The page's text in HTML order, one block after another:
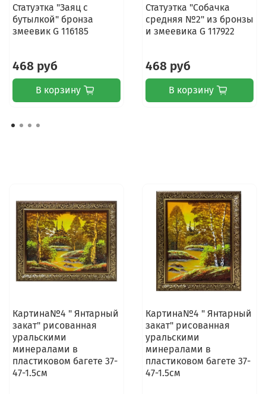
Статуэтка "Заяц с
бутылкой" бронза
змеевик G 116185
468 руб
В корзину
Статуэтка "Собачка
средняя №2" из бронзы
и змеевика G 117922
468 руб
В корзину
Картина№4 " Янтарный
закат" рисованная
уральскими
минералами в
пластиковом багете 37-
47-1.5см
Картина№4 " Янтарный
закат" рисованная
уральскими
минералами в
пластиковом багете 37-
47-1.5см